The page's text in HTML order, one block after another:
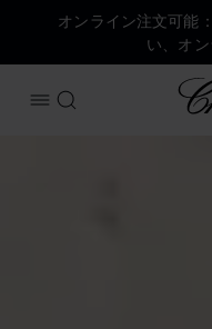
オンライン注文可能
い、オ
メニューを開く
検索する